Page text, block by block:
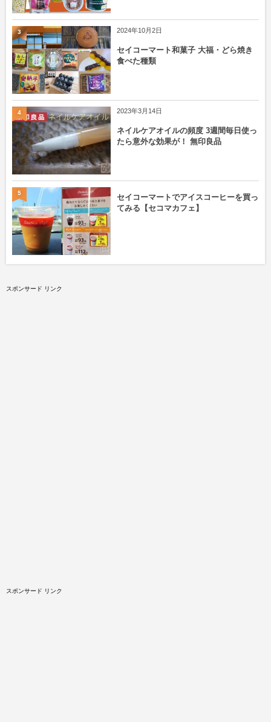
2024年10月2日
セイコーマート和菓子 大福・どら焼き
食べた種類
3
2023年3月14日
ネイルケアオイルの頻度 3週間毎日使っ
たら意外な効果が！ 無印良品
4
セイコーマートでアイスコーヒーを買っ
てみる【セコマカフェ】
5
スポンサード リンク
スポンサード リンク